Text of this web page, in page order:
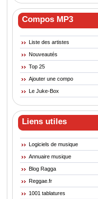
Compos MP3
Liste des artistes
Nouveautés
Top 25
Ajouter une compo
Le Juke-Box
Liens utiles
Logiciels de musique
Annuaire musique
Blog Ragga
Reggae.fr
1001 tablatures